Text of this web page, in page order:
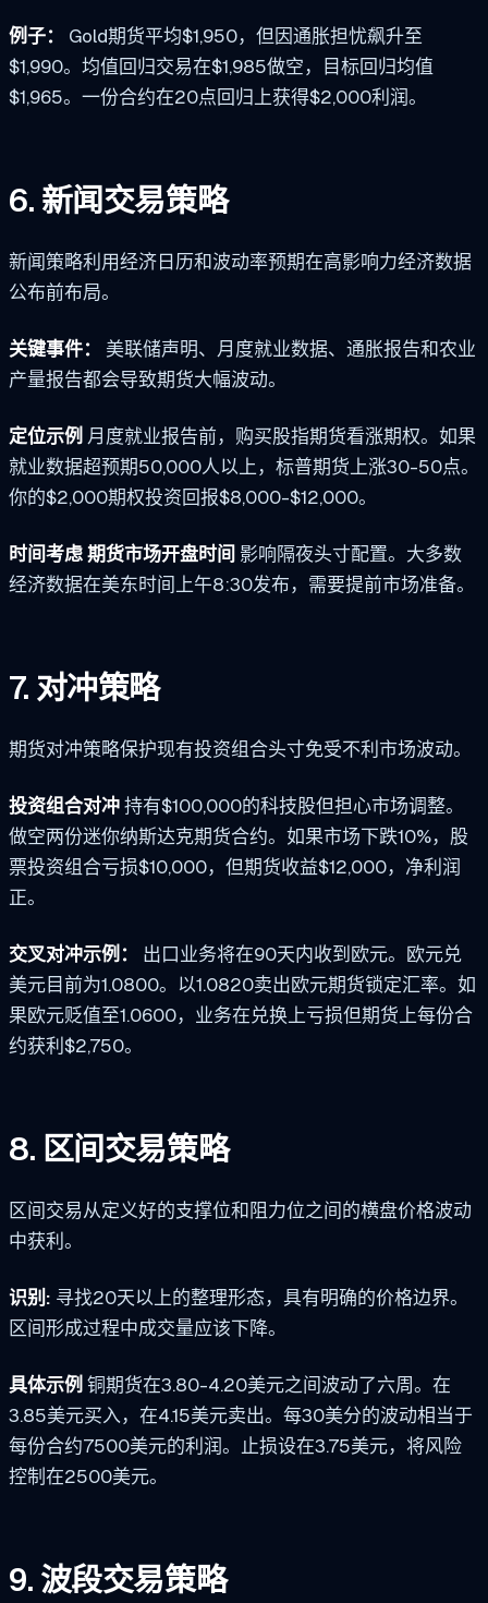
例子：
Gold期货平均$1,950，但因通胀担忧飙升至
$1,990。均值回归交易在$1,985做空，目标回归均值
$1,965。一份合约在20点回归上获得$2,000利润。
6. 新闻交易策略
新闻策略利用经济日历和波动率预期在高影响力经济数据
公布前布局。
关键事件：
美联储声明、月度就业数据、通胀报告和农业
产量报告都会导致期货大幅波动。
定位示例 月度就业报告前，购买股指期货看涨期权。如果
就业数据超预期50,000人以上，标普期货上涨30-50点。
你的$2,000期权投资回报$8,000-$12,000。
时间考虑期货市场开盘时间 影响隔夜头寸配置。大多数
经济数据在美东时间上午8:30发布，需要提前市场准备。
7. 对冲策略
期货对冲策略保护现有投资组合头寸免受不利市场波动。
投资组合对冲持有$100,000的科技股但担心市场调整。
做空两份迷你纳斯达克期货合约。如果市场下跌10%，股
票投资组合亏损$10,000，但期货收益$12,000，净利润
正。
交叉对冲示例：
出口业务将在90天内收到欧元。欧元兑
美元目前为1.0800。以1.0820卖出欧元期货锁定汇率。如
果欧元贬值至1.0600，业务在兑换上亏损但期货上每份合
约获利$2,750。
8. 区间交易策略
区间交易从定义好的支撑位和阻力位之间的横盘价格波动
中获利。
识别: 寻找20天以上的整理形态，具有明确的价格边界。
区间形成过程中成交量应该下降。
具体示例 铜期货在3.80-4.20美元之间波动了六周。在
3.85美元买入，在4.15美元卖出。每30美分的波动相当于
每份合约7500美元的利润。止损设在3.75美元，将风险
控制在2500美元。
9. 波段交易策略